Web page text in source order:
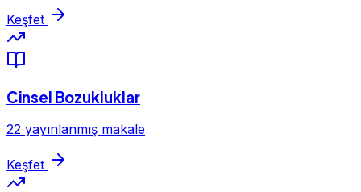
Keşfet
Cinsel Bozukluklar
22 yayınlanmış makale
Keşfet